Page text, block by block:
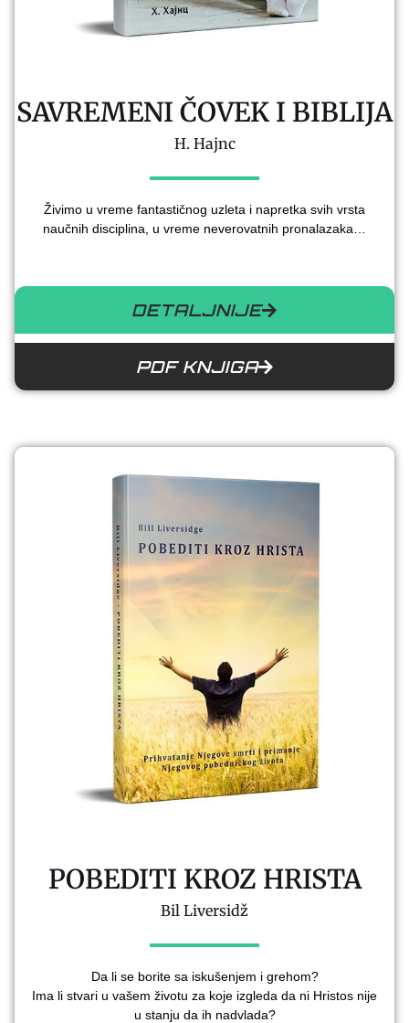
SAVREMENI ČOVEK I BIBLIJA
H. Hajnc
Živimo u vreme fantastičnog uzleta i napretka svih vrsta
naučnih disciplina, u vreme neverovatnih pronalazaka…
DETALJNIJE
PDF KNJIGA
POBEDITI KROZ HRISTA
Bil Liversidž
Da li se borite sa iskušenjem i grehom?
Ima li stvari u vašem životu za koje izgleda da ni Hristos nije
u stanju da ih nadvlada?